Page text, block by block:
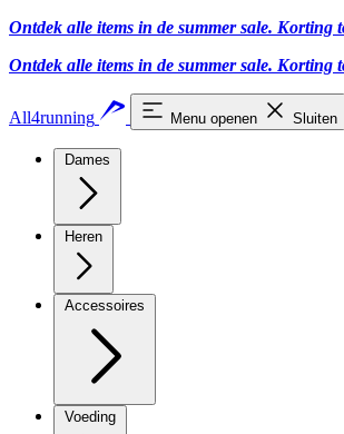
Ontdek alle items in de summer sale. Korting
Ontdek alle items in de summer sale. Korting
All4running Menu openen Sluiten
Dames
Heren
Accessoires
Voeding